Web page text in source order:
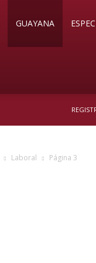
GUAYANA
Laboral Página 3